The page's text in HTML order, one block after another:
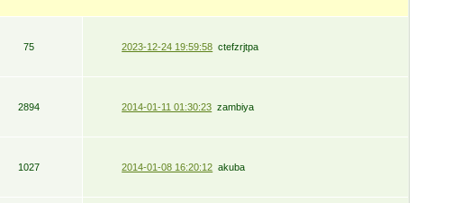
75 2023-12-24 19:59:58 ctefzrjtpa
2894 2014-01-11 01:30:23 zambiya
1027 2014-01-08 16:20:12 akuba